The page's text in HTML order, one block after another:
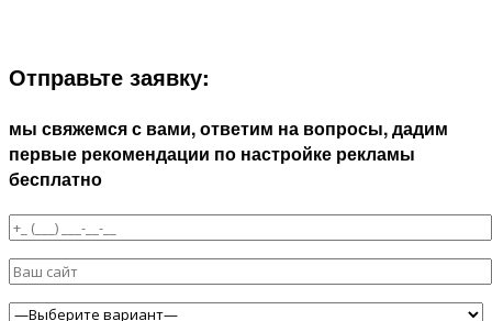
Отправьте заявку:
мы свяжемся с вами, ответим на вопросы, дадим
первые рекомендации по настройке рекламы
бесплатно